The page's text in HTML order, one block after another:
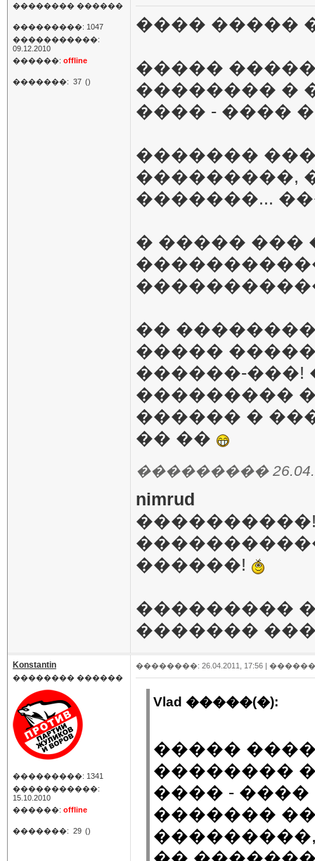
�������� ������
���������: 1047
�����������:
09.12.2010
������: offline
�������: 37 ()
���� �����
�����
�������� �
���� - ����
�������
���������,
�������...
� ����� ���
��
�����
������-���!
���������
������ �
�� ��
���������
nimrud
������!
���������
�������
Konstantin
�������� ������
���������: 1341
�����������:
15.10.2010
������: offline
�������: 29 ()
��������: 26.04.2011, 17:56 |
Vlad �����(�):
�����
��������
���� -
�������